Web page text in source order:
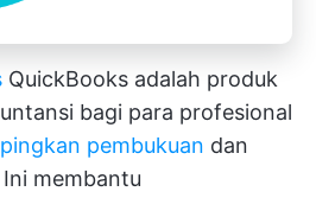
QuickBooks adalah produk
bagi para profesional
pembukuan dan
membantu